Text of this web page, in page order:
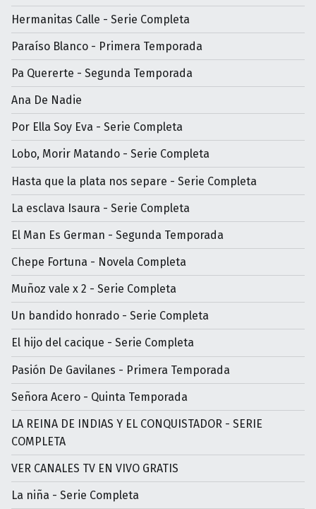
Hermanitas Calle - Serie Completa
Paraíso Blanco - Primera Temporada
Pa Quererte - Segunda Temporada
Ana De Nadie
Por Ella Soy Eva - Serie Completa
Lobo, Morir Matando - Serie Completa
Hasta que la plata nos separe - Serie Completa
La esclava Isaura - Serie Completa
El Man Es German - Segunda Temporada
Chepe Fortuna - Novela Completa
Muñoz vale x 2 - Serie Completa
Un bandido honrado - Serie Completa
El hijo del cacique - Serie Completa
Pasión De Gavilanes - Primera Temporada
Señora Acero - Quinta Temporada
LA REINA DE INDIAS Y EL CONQUISTADOR - SERIE
COMPLETA
VER CANALES TV EN VIVO GRATIS
La niña - Serie Completa